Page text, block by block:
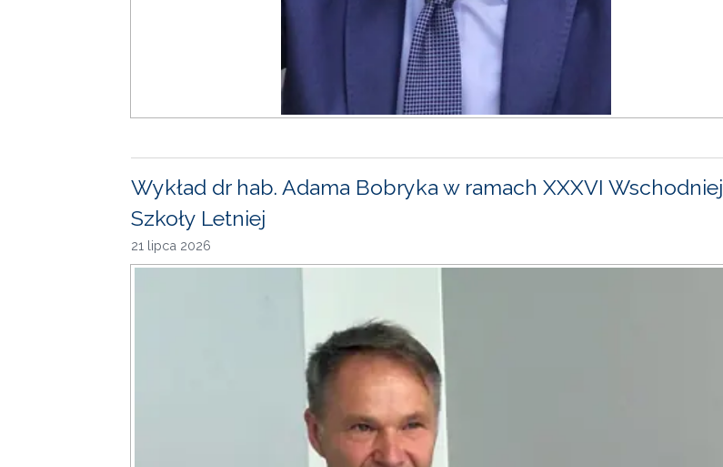
Wykład dr hab. Adama Bobryka w ramach XXXVI Wschodniej
Szkoły Letniej
21 lipca 2026